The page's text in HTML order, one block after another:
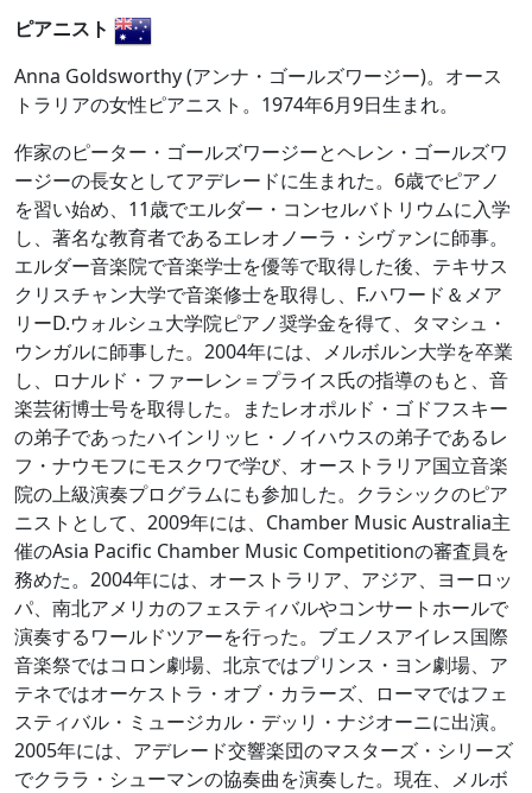
ピアニスト
Anna Goldsworthy (アンナ・ゴールズワージー)。オース
トラリアの女性ピアニスト。1974年6月9日生まれ。
作家のピーター・ゴールズワージーとヘレン・ゴールズワ
ージーの長女としてアデレードに生まれた。6歳でピアノ
を習い始め、11歳でエルダー・コンセルバトリウムに入学
し、著名な教育者であるエレオノーラ・シヴァンに師事。
エルダー音楽院で音楽学士を優等で取得した後、テキサス
クリスチャン大学で音楽修士を取得し、F.ハワード＆メア
リーD.ウォルシュ大学院ピアノ奨学金を得て、タマシュ・
ウンガルに師事した。2004年には、メルボルン大学を卒業
し、ロナルド・ファーレン＝プライス氏の指導のもと、音
楽芸術博士号を取得した。またレオポルド・ゴドフスキー
の弟子であったハインリッヒ・ノイハウスの弟子であるレ
フ・ナウモフにモスクワで学び、オーストラリア国立音楽
院の上級演奏プログラムにも参加した。クラシックのピア
ニストとして、2009年には、Chamber Music Australia主
催のAsia Pacific Chamber Music Competitionの審査員を
務めた。2004年には、オーストラリア、アジア、ヨーロッ
パ、南北アメリカのフェスティバルやコンサートホールで
演奏するワールドツアーを行った。ブエノスアイレス国際
音楽祭ではコロン劇場、北京ではプリンス・ヨン劇場、ア
テネではオーケストラ・オブ・カラーズ、ローマではフェ
スティバル・ミュージカル・デッリ・ナジオーニに出演。
2005年には、アデレード交響楽団のマスターズ・シリーズ
でクララ・シューマンの協奏曲を演奏した。現在、メルボ